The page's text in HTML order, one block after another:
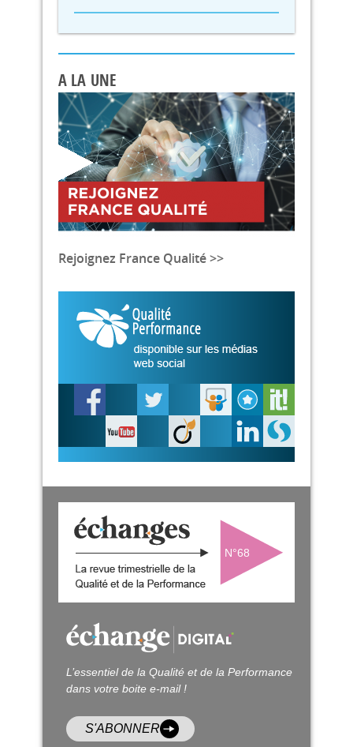
A LA UNE
Rejoignez France Qualité >>
N°68
L’essentiel de la Qualité et de la Performance
dans votre boite e-mail !
S'ABONNER